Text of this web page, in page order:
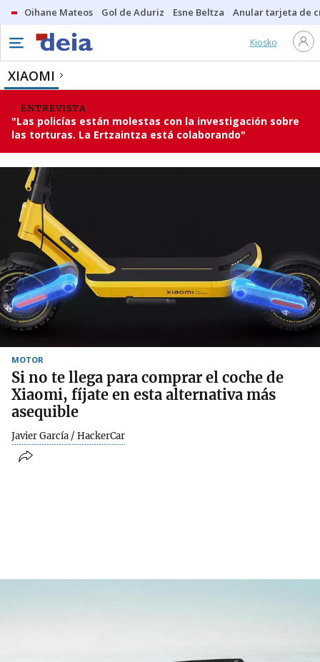
Oihane Mateos Gol de Aduriz Esne Beltza Anular tarjeta de
Kiosko
XIAOMI
ENTREVISTA
"Las policías están molestas con la investigación sobre
las torturas. La Ertzaintza está colaborando"
MOTOR
Si no te llega para comprar el coche de
Xiaomi, fíjate en esta alternativa más
asequible
Javier García / HackerCar